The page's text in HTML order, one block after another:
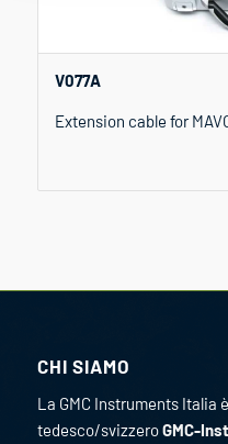
V077A
Extension cable for
CHI SIAMO
La GMC Instruments Italia
tedesco/svizzeroGMC-